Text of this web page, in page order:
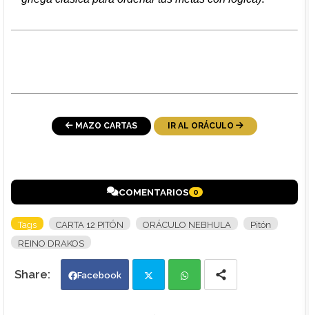
MAZO CARTAS IR AL ORÁCULO
COMENTARIOS 0
Tags CARTA 12 PITÓN ORÁCULO NEBHULA
Pitón
REINO DRAKOS
Facebook